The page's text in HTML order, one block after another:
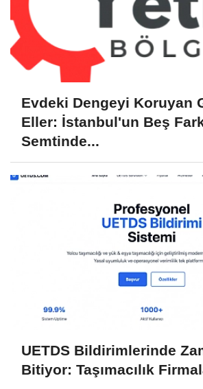
Evdeki Dengeyi Koruyan
Eller: İstanbul'un Beş
Semtinde...
UETDS Bildirimlerinde
Bitiyor: Taşımacılık